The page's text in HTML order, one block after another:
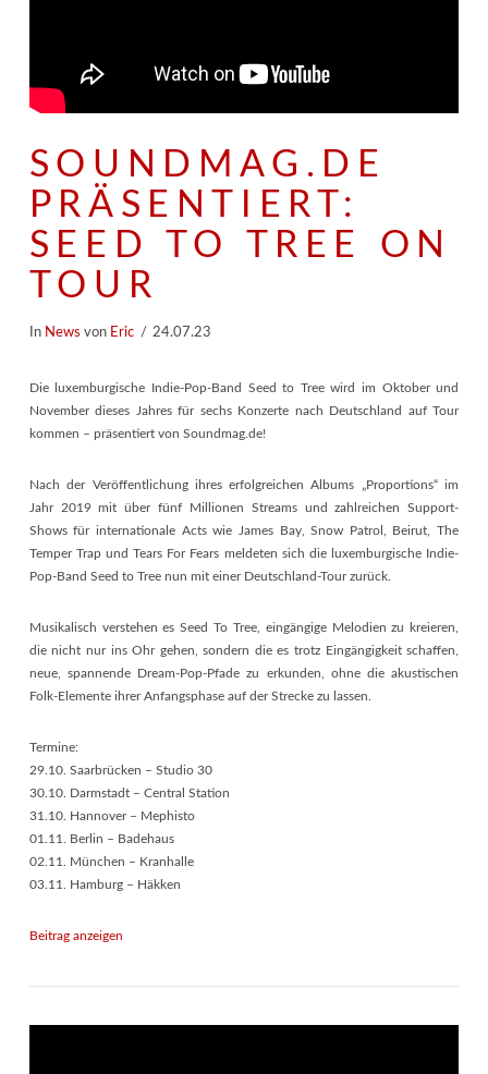
SOUNDMAG.DE
PRÄSENTIERT:
SEED TO TREE ON
TOUR
In News von Eric 24.07.23
Die luxemburgische Indie-Pop-Band Seed to Tree wird im Oktober und
November dieses Jahres für sechs Konzerte nach Deutschland auf Tour
kommen – präsentiert von Soundmag.de!
Nach der Veröffentlichung ihres erfolgreichen Albums „Proportions“ im
Jahr 2019 mit über fünf Millionen Streams und zahlreichen Support-
Shows für internationale Acts wie James Bay, Snow Patrol, Beirut, The
Temper Trap und Tears For Fears meldeten sich die luxemburgische Indie-
Pop-Band Seed to Tree nun mit einer Deutschland-Tour zurück.
Musikalisch verstehen es Seed To Tree, eingängige Melodien zu kreieren,
die nicht nur ins Ohr gehen, sondern die es trotz Eingängigkeit schaffen,
neue, spannende Dream-Pop-Pfade zu erkunden, ohne die akustischen
Folk-Elemente ihrer Anfangsphase auf der Strecke zu lassen.
Termine:
29.10. Saarbrücken – Studio 30
30.10. Darmstadt – Central Station
31.10. Hannover – Mephisto
01.11. Berlin – Badehaus
02.11. München – Kranhalle
03.11. Hamburg – Häkken
Beitrag anzeigen